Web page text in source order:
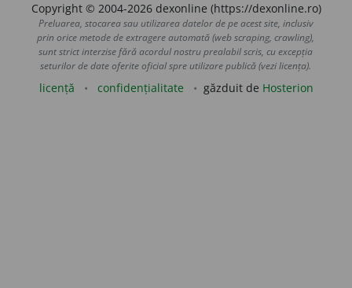
Copyright © 2004-2026 dexonline (https://dexonline.ro)
Preluarea, stocarea sau utilizarea datelor de pe acest site, inclusiv
prin orice metode de extragere automată (web scraping, crawling),
sunt strict interzise fără acordul nostru prealabil scris, cu excepția
seturilor de date oferite oficial spre utilizare publică (vezi licența).
licență confidențialitate găzduit de Hosterion